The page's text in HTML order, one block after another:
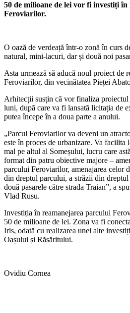
50 de milioane de lei vor fi investiți
Feroviarilor.
O oază de verdeață într-o zonă în curs
natural, mini-lacuri, dar și două noi
Asta urmează să aducă noul proiect de
Feroviarilor, din vecinătatea Pieței
Arhitecții susțin că vor finaliza
luni, după care va fi lansată licitația de
putea începe în a doua parte a anului.
„Parcul Feroviarilor va deveni un
este în proces de urbanizare. Va facilita
mal pe altul al Someșului, lucru care
format din patru obiective majore –
parcului Feroviarilor, amenajarea celor
din dreptul parcului, a străzii din dreptul
două pasarele către strada Traian”, a
Vlad Rusu.
Investiția în reamanejarea parcului
50 de milioane de lei. Zona va fi
Iris, odată cu realizarea unei alte
Oașului și Răsăritului.
Ovidiu Cornea